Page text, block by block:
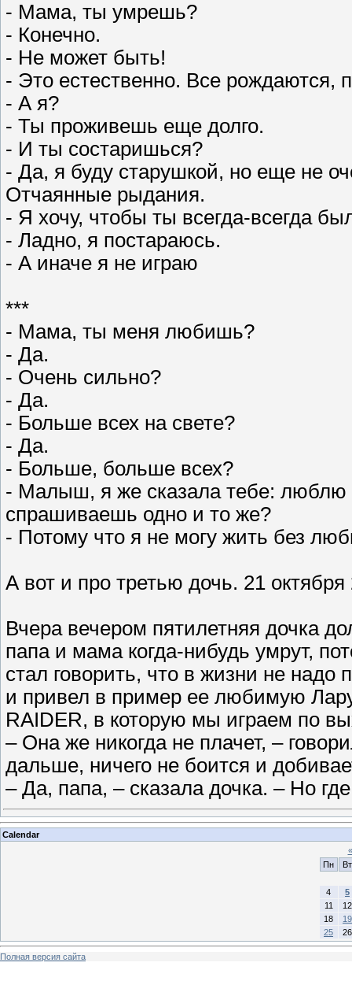
- Мама, ты умрешь?
- Конечно.
- Не может быть!
- Это естественно. Все рождаются,
- А я?
- Ты проживешь еще долго.
- И ты состаришься?
- Да, я буду старушкой, но еще не
Отчаянные рыдания.
- Я хочу, чтобы ты всегда-всегда
- Ладно, я постараюсь.
- А иначе я не играю
***
- Мама, ты меня любишь?
- Да.
- Очень сильно?
- Да.
- Больше всех на свете?
- Да.
- Больше, больше всех?
- Малыш, я же сказала тебе: люблю
спрашиваешь одно и то же?
- Потому что я не могу жить без
А вот и про третью дочь. 21
Вчера вечером пятилетняя дочка
папа и мама когда-нибудь умрут,
стал говорить, что в жизни не
и привел в пример ее любимую
RAIDER, в которую мы играем по
– Она же никогда не плачет, –
дальше, ничего не боится и
– Да, папа, – сказала дочка. – Но
Calendar
«
Пн
Вт
4
5
11
12
18
19
25
26
Полная версия сайта